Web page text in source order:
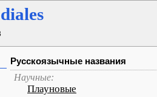
Русскоязычные названия
Научные:
Плауновые